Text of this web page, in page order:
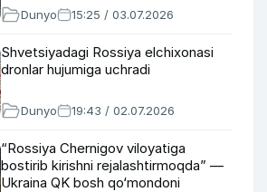
Dunyo 15:25 / 03.07.2026
Shvetsiyadagi Rossiya elchixonasi
dronlar hujumiga uchradi
Dunyo 19:43 / 02.07.2026
“Rossiya Chernigov viloyatiga
bostirib kirishni rejalashtirmoqda” —
Ukraina QK bosh qo‘mondoni